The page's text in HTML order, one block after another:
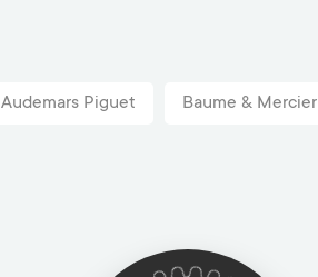
Audemars Piguet Baume & Mercier